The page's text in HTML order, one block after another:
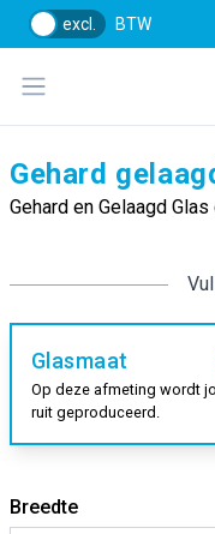
excl. BTW
Open menu
Gehard
Gehard en Gelaagd
Glasmaat
Op deze afmeting wordt
ruit geproduceerd.
Breedte